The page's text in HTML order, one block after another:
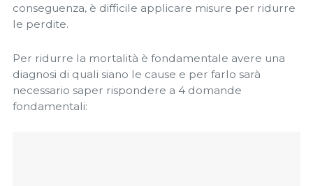
conseguenza, è difficile applicare misure per ridurre
le perdite.
Per ridurre la mortalità è fondamentale avere una
diagnosi di quali siano le cause e per farlo sarà
necessario saper rispondere a 4 domande
fondamentali: